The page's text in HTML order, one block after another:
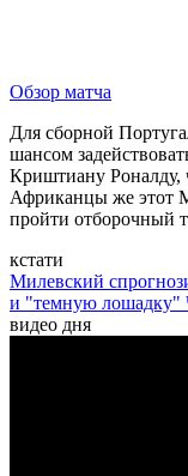
Обзор матча
Для сборной
шансом
Криштиану Роналду,
Африканцы же этот
пройти отборочный
кстати
Милевский
и "темную лошадку"
видео дня